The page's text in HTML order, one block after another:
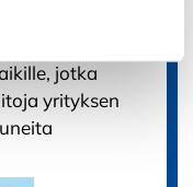
jotka
yrityksen